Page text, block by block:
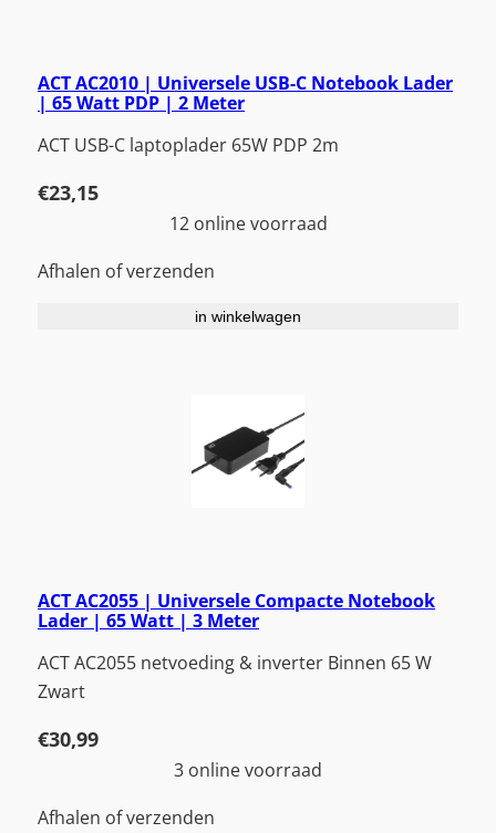
ACT AC2010 | Universele USB-C Notebook Lader
| 65 Watt PDP | 2 Meter
ACT USB-C laptoplader 65W PDP 2m
€23,15
12 online voorraad
Afhalen of verzenden
in winkelwagen
ACT AC2055 | Universele Compacte Notebook
Lader | 65 Watt | 3 Meter
ACT AC2055 netvoeding & inverter Binnen 65 W
Zwart
€30,99
3 online voorraad
Afhalen of verzenden